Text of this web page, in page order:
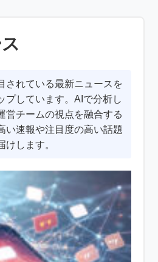
されている最新ニュースを
プしています。AIで分析し
営チームの視点を融合する
い速報や注目度の高い話題
けします。